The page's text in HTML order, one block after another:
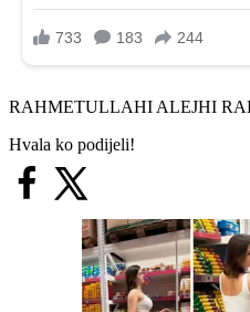
RAHMETULLAHI ALEJHI
Hvala ko podijeli!